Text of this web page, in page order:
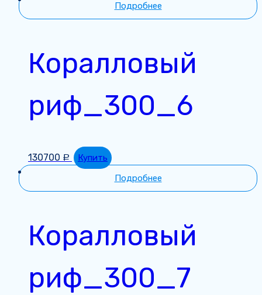
Подробнее
Коралловый
риф_300_6
130700 Р
Купить
Подробнее
Коралловый
риф_300_7